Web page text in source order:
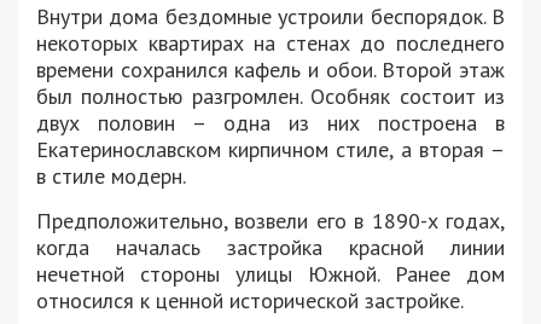
Внутри дома бездомные устроили беспорядок. В
некоторых квартирах на стенах до последнего
времени сохранился кафель и обои. Второй этаж
был полностью разгромлен. Особняк состоит из
двух половин – одна из них построена в
Екатеринославском кирпичном стиле, а вторая –
в стиле модерн.
Предположительно, возвели его в 1890-х годах,
когда началась застройка красной линии
нечетной стороны улицы Южной. Ранее дом
относился к ценной исторической застройке.